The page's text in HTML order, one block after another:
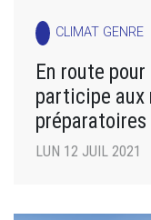
CLIMAT GENRE
En route pour
participe
préparatoires
LUN 12 JUIL 2021